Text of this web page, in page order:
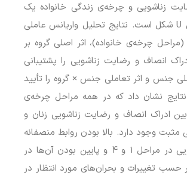
زناشویی و چرخه‌ی زندگی خانواده یک
به‌صورت منحنی U شکل است. نتایج تحلیل واریانس عاملی
2 (جنس) × 4 (مراحل چرخه‌ی خانواده)، اثر اصلی گروه بر
انصاف و رضایت زناشویی را پشتیبانی
جنس و اثر تعاملی جنس × گروه را تأیید
نشان داد که در همه مراحل چرخه‌ی
بین ادراک انصاف و رضایت زناشویی زنان و
وجود دارد. بالا بودن روابط منصفانه
و رضایت زناشویی در مراحل 1 و 4 و پایین بودن آن‌ها در
2 و 3 بر حسب تغییرات و بحران‌های مورد انتظار در